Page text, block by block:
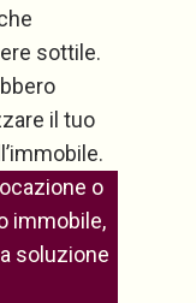
sottile.
il tuo
o
immobile,
soluzione